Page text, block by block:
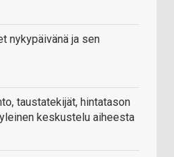
nykypäivänä ja sen
taustatekijät, hintatason
keskustelu aiheesta